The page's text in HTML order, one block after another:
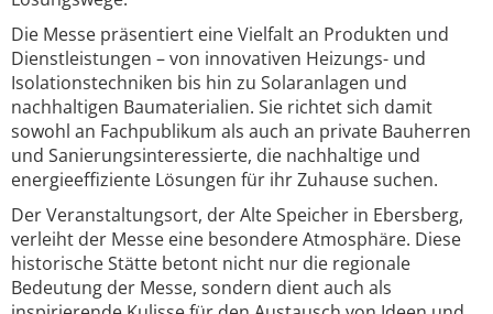
Die Messe präsentiert eine Vielfalt an Produkten und
Dienstleistungen – von innovativen Heizungs- und
Isolationstechniken bis hin zu Solaranlagen und
nachhaltigen Baumaterialien. Sie richtet sich damit
sowohl an Fachpublikum als auch an private Bauherren
und Sanierungsinteressierte, die nachhaltige und
energieeffiziente Lösungen für ihr Zuhause suchen.
Der Veranstaltungsort, der Alte Speicher in Ebersberg,
verleiht der Messe eine besondere Atmosphäre. Diese
historische Stätte betont nicht nur die regionale
Bedeutung der Messe, sondern dient auch als